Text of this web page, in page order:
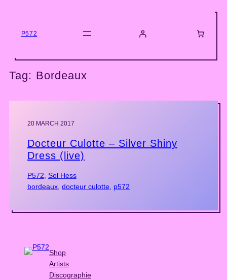
contentP572
Tag: Bordeaux
20 MARCH 2017
Docteur Culotte – Silver Shiny
Dress (live)
P572, Sol Hess
bordeaux, docteur culotte, p572
Shop
Artists
Discographie